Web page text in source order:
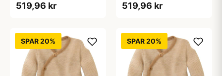
519,96 kr 519,96 kr
SPAR 20% SPAR 20%